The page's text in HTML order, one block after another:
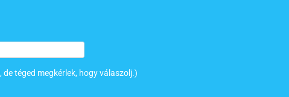
téged megkérlek, hogy válaszolj.)